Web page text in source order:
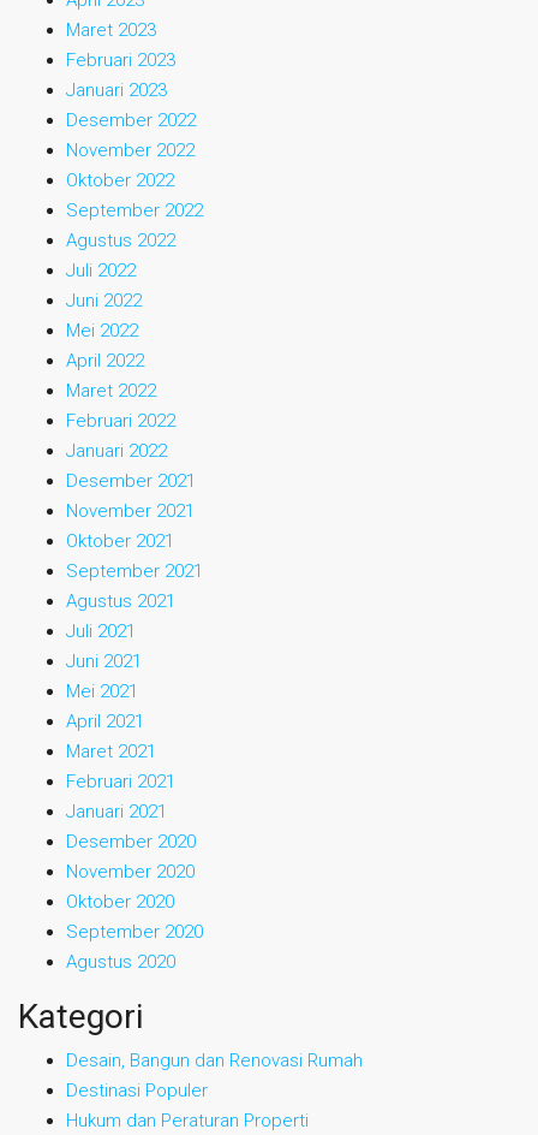
Maret 2023
Februari 2023
Januari 2023
Desember 2022
November 2022
Oktober 2022
September 2022
Agustus 2022
Juli 2022
Juni 2022
Mei 2022
April 2022
Maret 2022
Februari 2022
Januari 2022
Desember 2021
November 2021
Oktober 2021
September 2021
Agustus 2021
Juli 2021
Juni 2021
Mei 2021
April 2021
Maret 2021
Februari 2021
Januari 2021
Desember 2020
November 2020
Oktober 2020
September 2020
Agustus 2020
Kategori
Desain, Bangun dan Renovasi Rumah
Destinasi Populer
Hukum dan Peraturan Properti